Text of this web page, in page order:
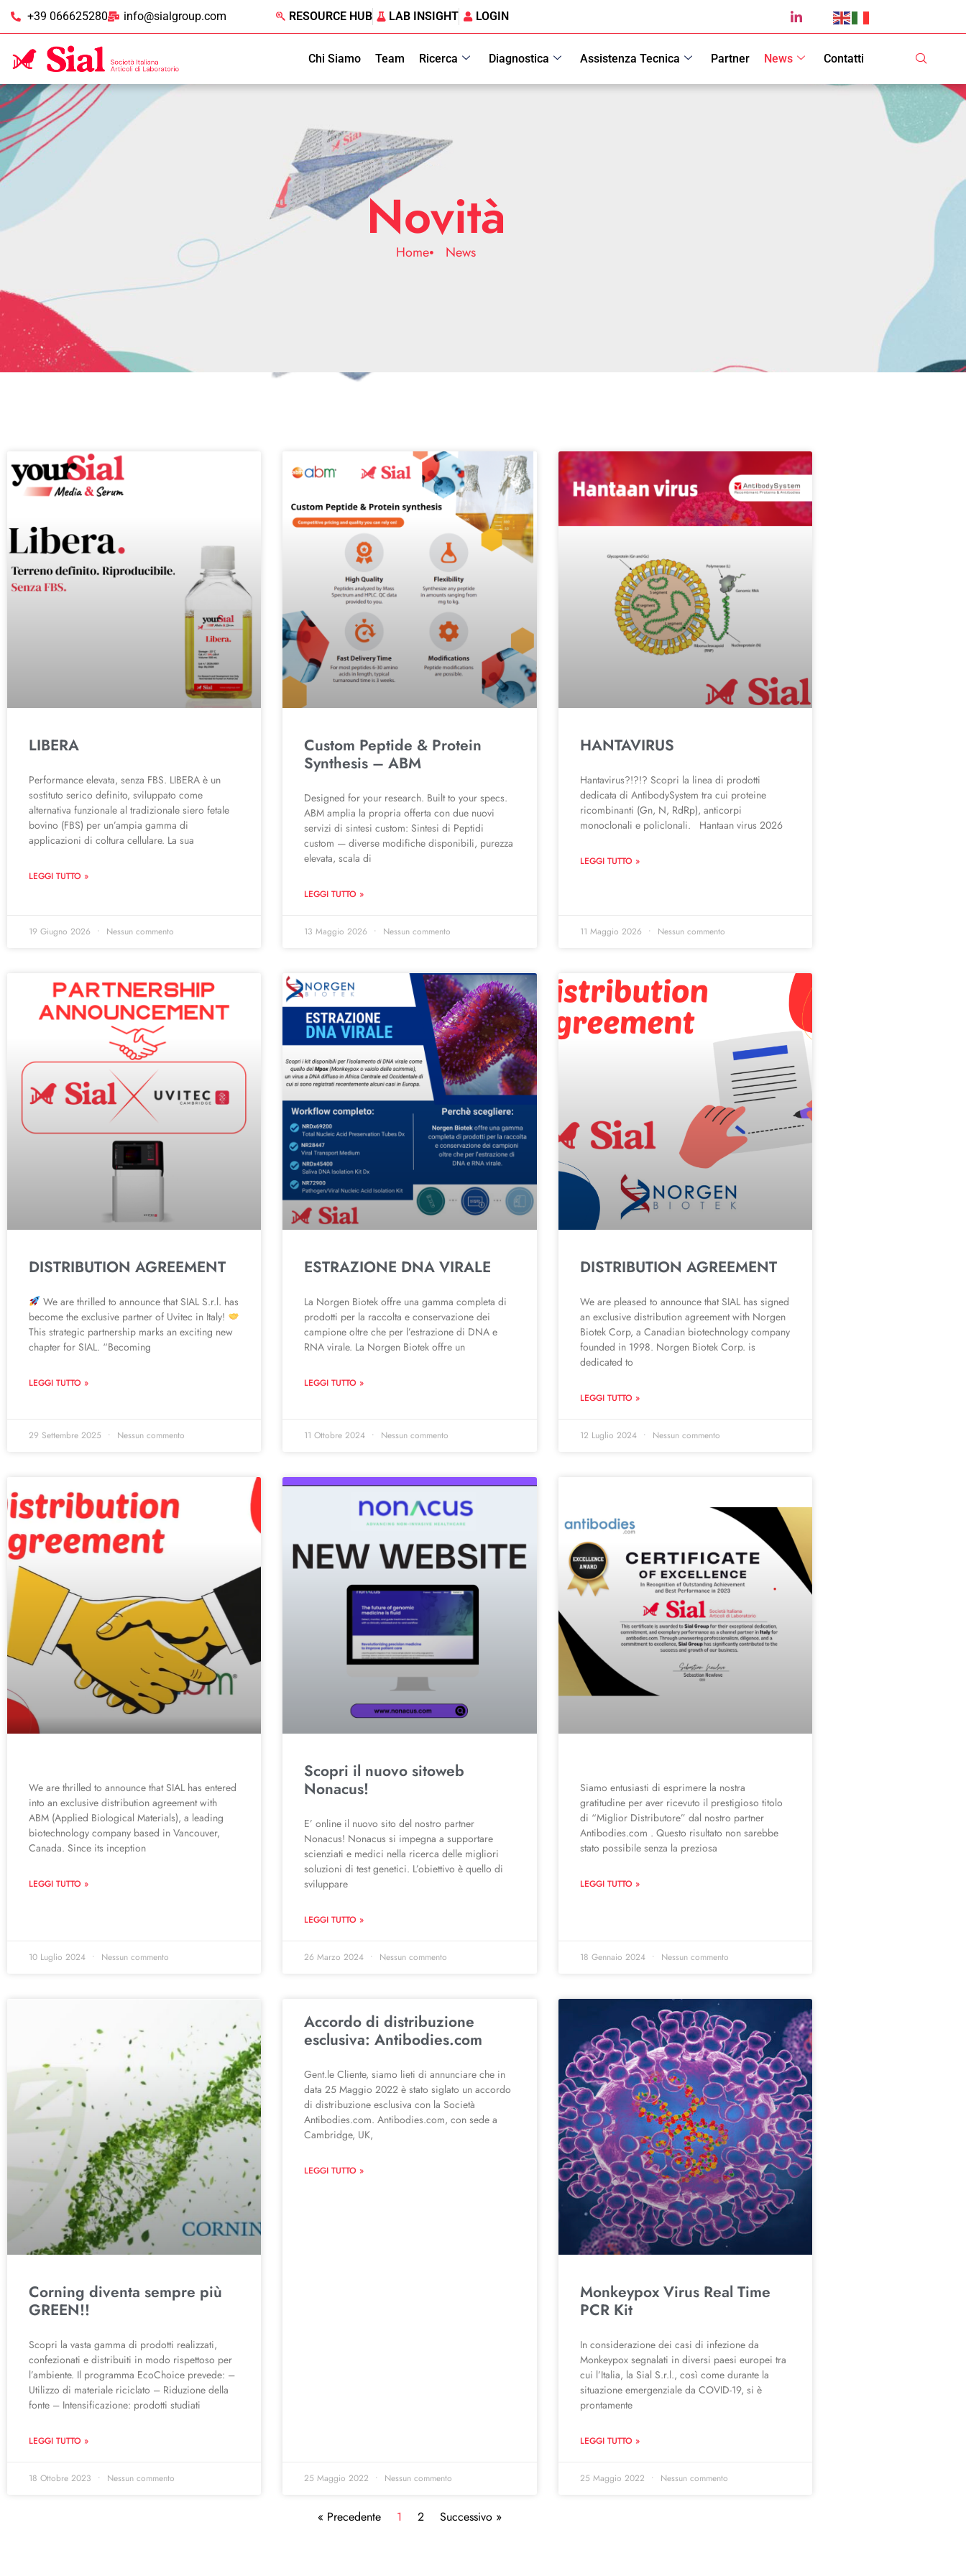
+39 066625280 info@sialgroup.com RESOURCE HUB LAB INSIGHT LOGIN
Chi Siamo Team Ricerca Diagnostica Assistenza Tecnica Partner News Contatti
Novità
Home News
LIBERA
Performance elevata, senza FBS. LIBERA è un
sostituto serico definito, sviluppato come
alternativa funzionale al tradizionale siero fetale
bovino (FBS) per un’ampia gamma di
applicazioni di coltura cellulare. La sua
LEGGI TUTTO »
19 Giugno 2026 Nessun commento
Custom Peptide & Protein
Synthesis – ABM
Designed for your research. Built to your specs.
ABM amplia la propria offerta con due nuovi
servizi di sintesi custom: Sintesi di Peptidi
custom — diverse modifiche disponibili, purezza
elevata, scala di
LEGGI TUTTO »
13 Maggio 2026 Nessun commento
HANTAVIRUS
Hantavirus?!?!? Scopri la linea di prodotti
dedicata di AntibodySystem tra cui proteine
ricombinanti (Gn, N, RdRp), anticorpi
monoclonali e policlonali. Hantaan virus 2026
LEGGI TUTTO »
11 Maggio 2026 Nessun commento
DISTRIBUTION AGREEMENT
We are thrilled to announce that SIAL S.r.l. has
become the exclusive partner of Uvitec in Italy!
This strategic partnership marks an exciting new
chapter for SIAL. “Becoming
LEGGI TUTTO »
29 Settembre 2025 Nessun commento
ESTRAZIONE DNA VIRALE
La Norgen Biotek offre una gamma completa di
prodotti per la raccolta e conservazione dei
campione oltre che per l’estrazione di DNA e
RNA virale. La Norgen Biotek offre un
LEGGI TUTTO »
11 Ottobre 2024 Nessun commento
DISTRIBUTION AGREEMENT
We are pleased to announce that SIAL has signed
an exclusive distribution agreement with Norgen
Biotek Corp, a Canadian biotechnology company
founded in 1998. Norgen Biotek Corp. is
dedicated to
LEGGI TUTTO »
12 Luglio 2024 Nessun commento
We are thrilled to announce that SIAL has entered
into an exclusive distribution agreement with
ABM (Applied Biological Materials), a leading
biotechnology company based in Vancouver,
Canada. Since its inception
LEGGI TUTTO »
10 Luglio 2024 Nessun commento
Scopri il nuovo sitoweb
Nonacus!
E’ online il nuovo sito del nostro partner
Nonacus! Nonacus si impegna a supportare
scienziati e medici nella ricerca delle migliori
soluzioni di test genetici. L’obiettivo è quello di
sviluppare
LEGGI TUTTO »
26 Marzo 2024 Nessun commento
Siamo entusiasti di esprimere la nostra
gratitudine per aver ricevuto il prestigioso titolo
di “Miglior Distributore” dal nostro partner
Antibodies.com . Questo risultato non sarebbe
stato possibile senza la preziosa
LEGGI TUTTO »
18 Gennaio 2024 Nessun commento
Corning diventa sempre più
GREEN!!
Scopri la vasta gamma di prodotti realizzati,
confezionati e distribuiti in modo rispettoso per
l’ambiente. Il programma EcoChoice prevede: –
Utilizzo di materiale riciclato – Riduzione della
fonte – Intensificazione: prodotti studiati
LEGGI TUTTO »
18 Ottobre 2023 Nessun commento
Accordo di distribuzione
esclusiva: Antibodies.com
Gent.le Cliente, siamo lieti di annunciare che in
data 25 Maggio 2022 è stato siglato un accordo
di distribuzione esclusiva con la Società
Antibodies.com. Antibodies.com, con sede a
Cambridge, UK,
LEGGI TUTTO »
25 Maggio 2022 Nessun commento
Monkeypox Virus Real Time
PCR Kit
In considerazione dei casi di infezione da
Monkeypox segnalati in diversi paesi europei tra
cui l’Italia, la Sial S.r.l., così come durante la
situazione emergenziale da COVID-19, si è
prontamente
LEGGI TUTTO »
25 Maggio 2022 Nessun commento
« Precedente 1 2 Successivo »